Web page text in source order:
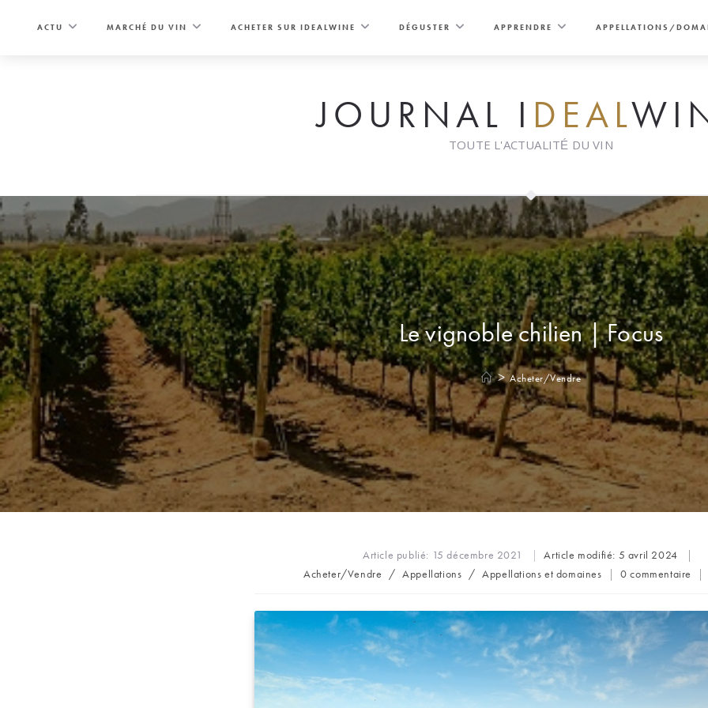
ACTU MARCHÉ DU VIN ACHETER SUR IDEALWINE DÉGUSTER APPRENDRE APPELLATIONS/
JOURNAL I DEAL
TOUTE L'ACTUALITÉ DU VIN
Le vignoble chilien | Focus
> Acheter/Vendre
Article publié: 15 décembre 2021 Article modifié: 5 avril 2024
Post
Acheter/Vendre / Appellations / Appellations et domaines
Commentaires
publication :
0 commentaire